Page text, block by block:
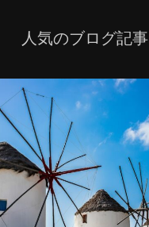
人気のブログ記事